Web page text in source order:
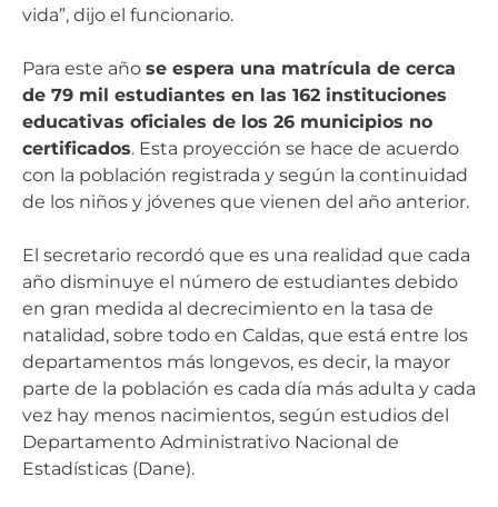
vida”, dijo el funcionario.
Para este año se espera una matrícula de cerca
de 79 mil estudiantes en las 162 instituciones
educativas oficiales de los 26 municipios no
certificados. Esta proyección se hace de acuerdo
con la población registrada y según la continuidad
de los niños y jóvenes que vienen del año anterior.
El secretario recordó que es una realidad que cada
año disminuye el número de estudiantes debido
en gran medida al decrecimiento en la tasa de
natalidad, sobre todo en Caldas, que está entre los
departamentos más longevos, es decir, la mayor
parte de la población es cada día más adulta y cada
vez hay menos nacimientos, según estudios del
Departamento Administrativo Nacional de
Estadísticas (Dane).